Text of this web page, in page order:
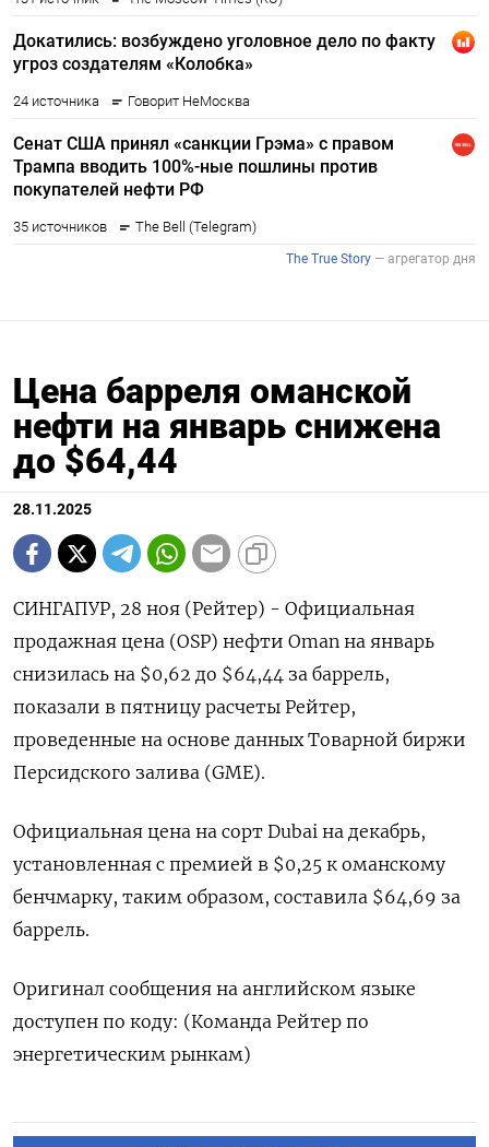
Цена барреля оманской
нефти на январь снижена
до $64,44
28.11.2025
СИНГАПУР, 28 ноя (Рейтер) - Официальная
продажная цена (OSP) нефти Oman на январь
снизилась на $0,62 до $64,44 за баррель,
показали в пятницу расчеты Рейтер,
проведенные на основе данных Товарной биржи
Персидского залива (GME).
Официальная цена на сорт Dubai на декабрь,
установленная с премией в $0,25 к оманскому
бенчмарку, таким образом, составила $64,69 за
баррель.
Оригинал сообщения на английском языке
доступен по коду: (Команда Рейтер по
энергетическим рынкам)